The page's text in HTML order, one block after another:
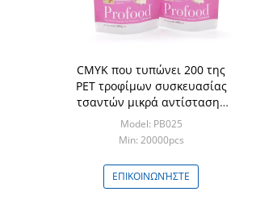
CMYK που τυπώνει 200 της
PET τροφίμων συσκευασίας
τσαντών μικρά αντίστασης
οξυγόνου
Model: PB025
Min: 20000pcs
ΕΠΙΚΟΙΝΩΝΉΣΤΕ